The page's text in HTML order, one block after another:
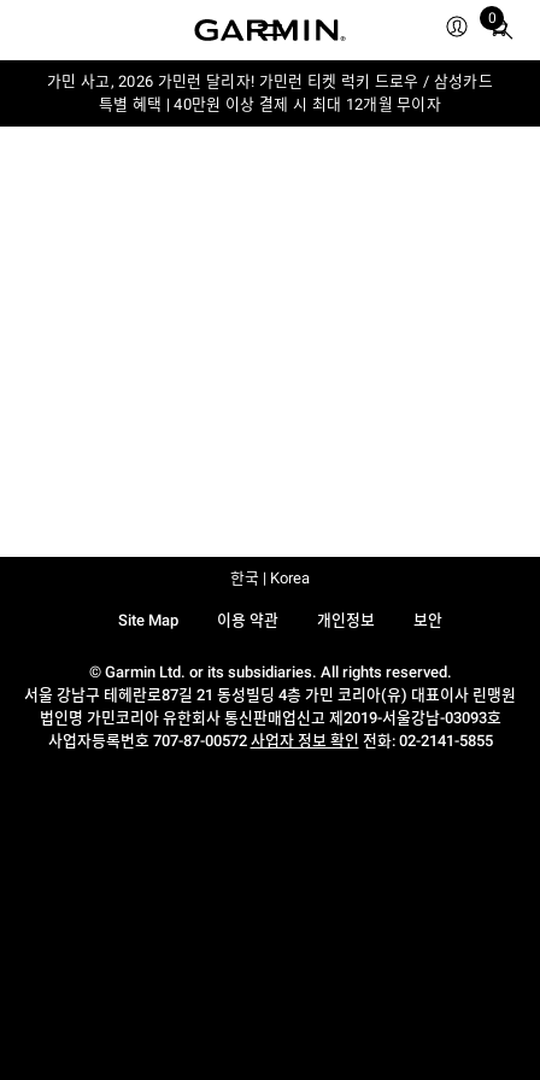
0
Total
in
가민 사고, 2026 가민런 달리자! 가민런 티켓 럭키 드로우 / 삼성카드
특별 혜택 | 40만원 이상 결제 시 최대 12개월 무이자
© Garmin Ltd. or its subsidiaries. All rights reserved.
서울 강남구 테헤란로87길 21 동성빌딩 4층 가민 코리아(유) 대표이사 린맹원
법인명 가민코리아 유한회사 통신판매업신고 제2019-서울강남-03093호
사업자등록번호 707-87-00572 사업자 정보 확인 전화: 02-2141-5855
Site Map 이용 약관 개인정보 보안
한국 | Korea